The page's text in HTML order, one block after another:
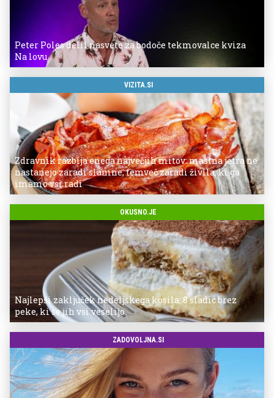
Peter Poles delil nasvete za bodoče tekmovalce kviza
Na lovu
VIZITA.SI
Zdravnik razbija enega največjih mitov: mastna jetra ne
nastanejo zaradi slanine, temveč zaradi živila, ki ga
imamo vsi radi
OKUSNO.JE
Najlepši zaključek nedeljskega kosila: 8 sladic brez
peke, ki se jih vsi veselijo
ZADOVOLJNA.SI